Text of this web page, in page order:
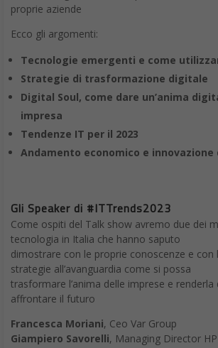
App indispensabili per Android:
2. Pocket
Non hai mai abbastanza tempo per
articoli online da leggere? Invece di lasciare
aperte, Pocket consente disalvare gli
Android. Puoi anche sincronizzare gli
siano accessibili quando sei offline; inoltre,
le pubblicità e le altre distrazioni dalle pagine
un’esperienza di lettura pulita e semplice per
Funzioni extra, come ricerca avanzata e auto
richiedono un abbonamento premium su
presenta anche il vantaggio di rimuovere gli
Sicuramente va tra le